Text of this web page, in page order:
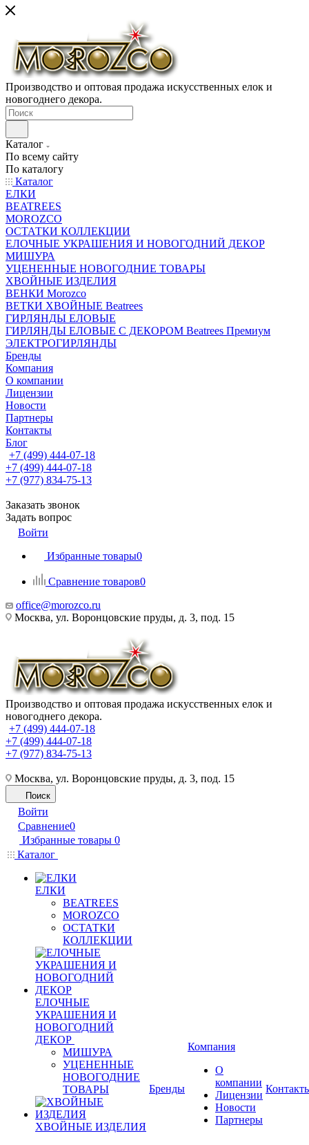
Производство и оптовая продажа искусственных елок и
новогоднего декора.
Каталог
По всему сайту
По каталогу
Каталог
ЕЛКИ
BEATREES
MOROZCO
ОСТАТКИ КОЛЛЕКЦИИ
ЕЛОЧНЫЕ УКРАШЕНИЯ И НОВОГОДНИЙ ДЕКОР
МИШУРА
УЦЕНЕННЫЕ НОВОГОДНИЕ ТОВАРЫ
ХВОЙНЫЕ ИЗДЕЛИЯ
ВЕНКИ Morozco
ВЕТКИ ХВОЙНЫЕ Beatrees
ГИРЛЯНДЫ ЕЛОВЫЕ
ГИРЛЯНДЫ ЕЛОВЫЕ С ДЕКОРОМ Beatrees Премиум
ЭЛЕКТРОГИРЛЯНДЫ
Бренды
Компания
О компании
Лицензии
Новости
Партнеры
Контакты
Блог
+7 (499) 444-07-18
+7 (499) 444-07-18
+7 (977) 834-75-13
Заказать звонок
Задать вопрос
Войти
Избранные товары0
Сравнение товаров0
office@morozco.ru
Москва, ул. Воронцовские пруды, д. 3, под. 15
Производство и оптовая продажа искусственных елок и
новогоднего декора.
+7 (499) 444-07-18
+7 (499) 444-07-18
+7 (977) 834-75-13
Москва, ул. Воронцовские пруды, д. 3, под. 15
Поиск
Войти
Сравнение0
Избранные товары 0
Каталог
ЕЛКИ
BEATREES
MOROZCO
ОСТАТКИ
КОЛЛЕКЦИИ
ЕЛОЧНЫЕ
УКРАШЕНИЯ И
НОВОГОДНИЙ
ДЕКОР
МИШУРА
УЦЕНЕННЫЕ
НОВОГОДНИЕ
ТОВАРЫ
ХВОЙНЫЕ ИЗДЕЛИЯ
Бренды
Компания
О
компании
Лицензии
Новости
Партнеры